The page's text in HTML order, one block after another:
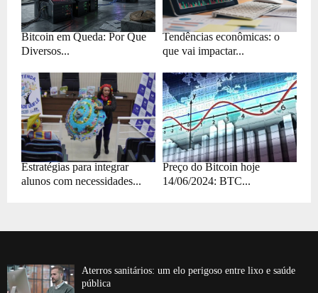
Bitcoin em Queda: Por Que
Diversos...
Tendências econômicas: o
que vai impactar...
Estratégias para integrar
alunos com necessidades...
Preço do Bitcoin hoje
14/06/2024: BTC...
Aterros sanitários: um elo perigoso entre lixo e saúde
pública